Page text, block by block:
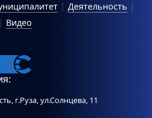
Деятельность
Видео
г.Руза, ул.Солнцева, 11